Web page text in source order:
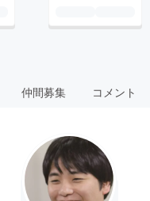
仲間募集 コメント